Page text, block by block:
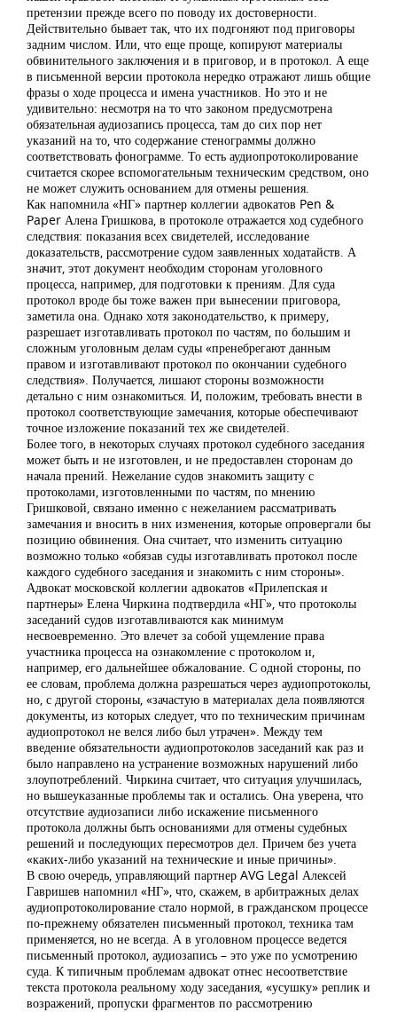
претензии прежде всего по поводу их достоверности.
Действительно бывает так, что их подгоняют под приговоры
задним числом. Или, что еще проще, копируют материалы
обвинительного заключения и в приговор, и в протокол. А еще
в письменной версии протокола нередко отражают лишь общие
фразы о ходе процесса и имена участников. Но это и не
удивительно: несмотря на то что законом предусмотрена
обязательная аудиозапись процесса, там до сих пор нет
указаний на то, что содержание стенограммы должно
соответствовать фонограмме. То есть аудиопротоколирование
считается скорее вспомогательным техническим средством, оно
не может служить основанием для отмены решения.
Как напомнила «НГ» партнер коллегии адвокатов Pen &
Paper Алена Гришкова, в протоколе отражается ход судебного
следствия: показания всех свидетелей, исследование
доказательств, рассмотрение судом заявленных ходатайств. А
значит, этот документ необходим сторонам уголовного
процесса, например, для подготовки к прениям. Для суда
протокол вроде бы тоже важен при вынесении приговора,
заметила она. Однако хотя законодательство, к примеру,
разрешает изготавливать протокол по частям, по большим и
сложным уголовным делам суды «пренебрегают данным
правом и изготавливают протокол по окончании судебного
следствия». Получается, лишают стороны возможности
детально с ним ознакомиться. И, положим, требовать внести в
протокол соответствующие замечания, которые обеспечивают
точное изложение показаний тех же свидетелей.
Более того, в некоторых случаях протокол судебного заседания
может быть и не изготовлен, и не предоставлен сторонам до
начала прений. Нежелание судов знакомить защиту с
протоколами, изготовленными по частям, по мнению
Гришковой, связано именно с нежеланием рассматривать
замечания и вносить в них изменения, которые опровергали бы
позицию обвинения. Она считает, что изменить ситуацию
возможно только «обязав суды изготавливать протокол после
каждого судебного заседания и знакомить с ним стороны».
Адвокат московской коллегии адвокатов «Прилепская и
партнеры» Елена Чиркина подтвердила «НГ», что протоколы
заседаний судов изготавливаются как минимум
несвоевременно. Это влечет за собой ущемление права
участника процесса на ознакомление с протоколом и,
например, его дальнейшее обжалование. С одной стороны, по
ее словам, проблема должна разрешаться через аудиопротоколы,
но, с другой стороны, «зачастую в материалах дела появляются
документы, из которых следует, что по техническим причинам
аудиопротокол не велся либо был утрачен». Между тем
введение обязательности аудиопротоколов заседаний как раз и
было направлено на устранение возможных нарушений либо
злоупотреблений. Чиркина считает, что ситуация улучшилась,
но вышеуказанные проблемы так и остались. Она уверена, что
отсутствие аудиозаписи либо искажение письменного
протокола должны быть основаниями для отмены судебных
решений и последующих пересмотров дел. Причем без учета
«каких-либо указаний на технические и иные причины».
В свою очередь, управляющий партнер AVG Legal Алексей
Гавришев напомнил «НГ», что, скажем, в арбитражных делах
аудиопротоколирование стало нормой, в гражданском процессе
по-прежнему обязателен письменный протокол, техника там
применяется, но не всегда. А в уголовном процессе ведется
письменный протокол, аудиозапись – это уже по усмотрению
суда. К типичным проблемам адвокат отнес несоответствие
текста протокола реальному ходу заседания, «усушку» реплик и
возражений, пропуски фрагментов по рассмотрению